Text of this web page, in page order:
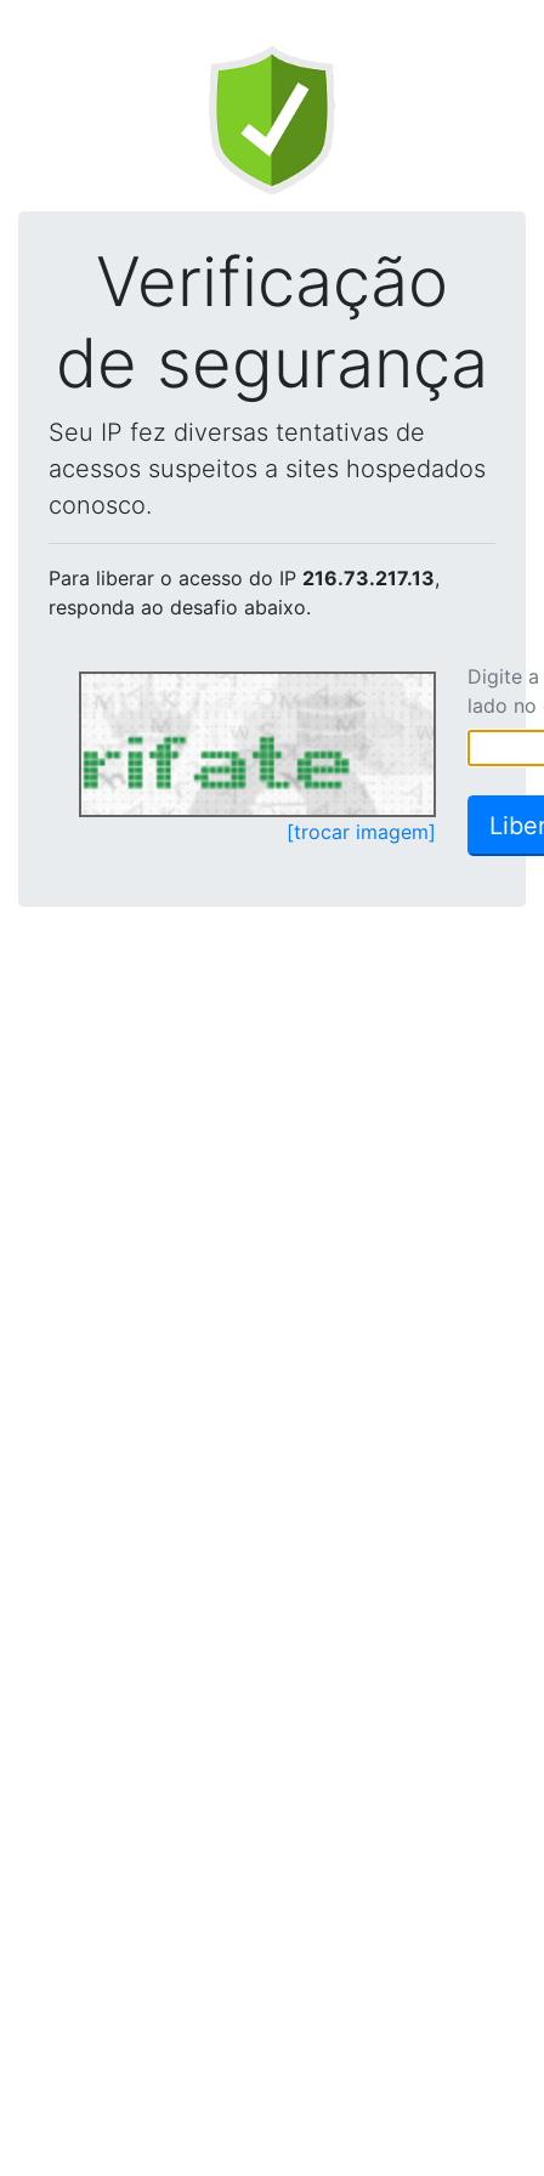
Verificação
de segurança
Seu IP fez diversas tentativas de
acessos suspeitos a sites hospedados
conosco.
Para liberar o acesso do IP 216.73.217.13,
responda ao desafio abaixo.
[trocar imagem]
Digite
lado no